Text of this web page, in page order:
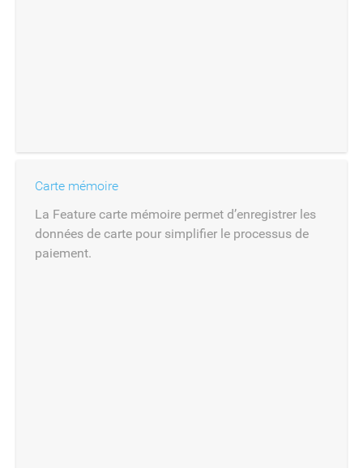
Carte mémoire
La Feature carte mémoire permet d’enregistrer les
données de carte pour simplifier le processus de
paiement.